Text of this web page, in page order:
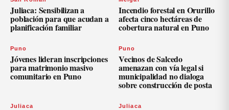
Juliaca: Sensibilizan a
población para que acudan a
planificación familiar
Incendio forestal en Orurillo
afecta cinco hectáreas de
cobertura natural en Puno
Puno
Jóvenes lideran inscripciones
para matrimonio masivo
comunitario en Puno
Puno
Vecinos de Salcedo
amenazan con vía legal si
municipalidad no dialoga
sobre construcción de posta
Juliaca Juliaca